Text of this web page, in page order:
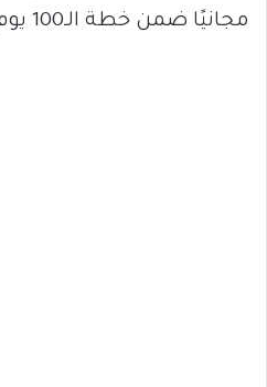
مجانيًا ضمن خطة الـ100 يوم